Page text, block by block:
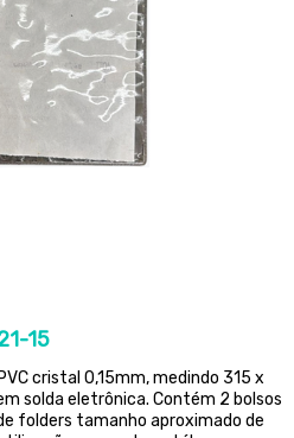
15
cristal 0,15mm, medindo 315 x
solda eletrônica. Contém 2 bolsos
folders tamanho aproximado de